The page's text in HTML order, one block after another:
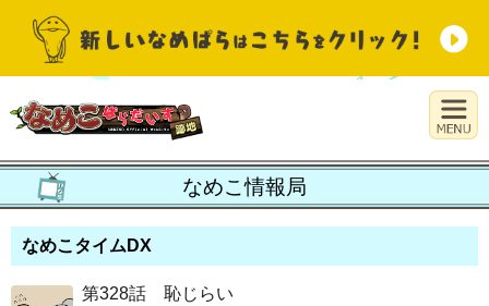
なめこ情報局
なめこタイムDX
第328話 恥じらい